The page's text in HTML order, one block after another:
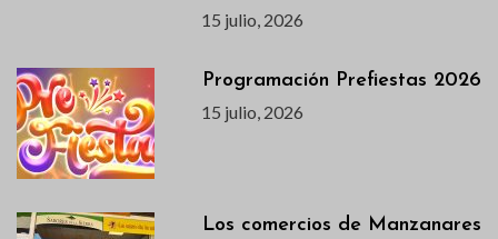
15 julio, 2026
Programación Prefiestas 2026
15 julio, 2026
Los comercios de Manzanares